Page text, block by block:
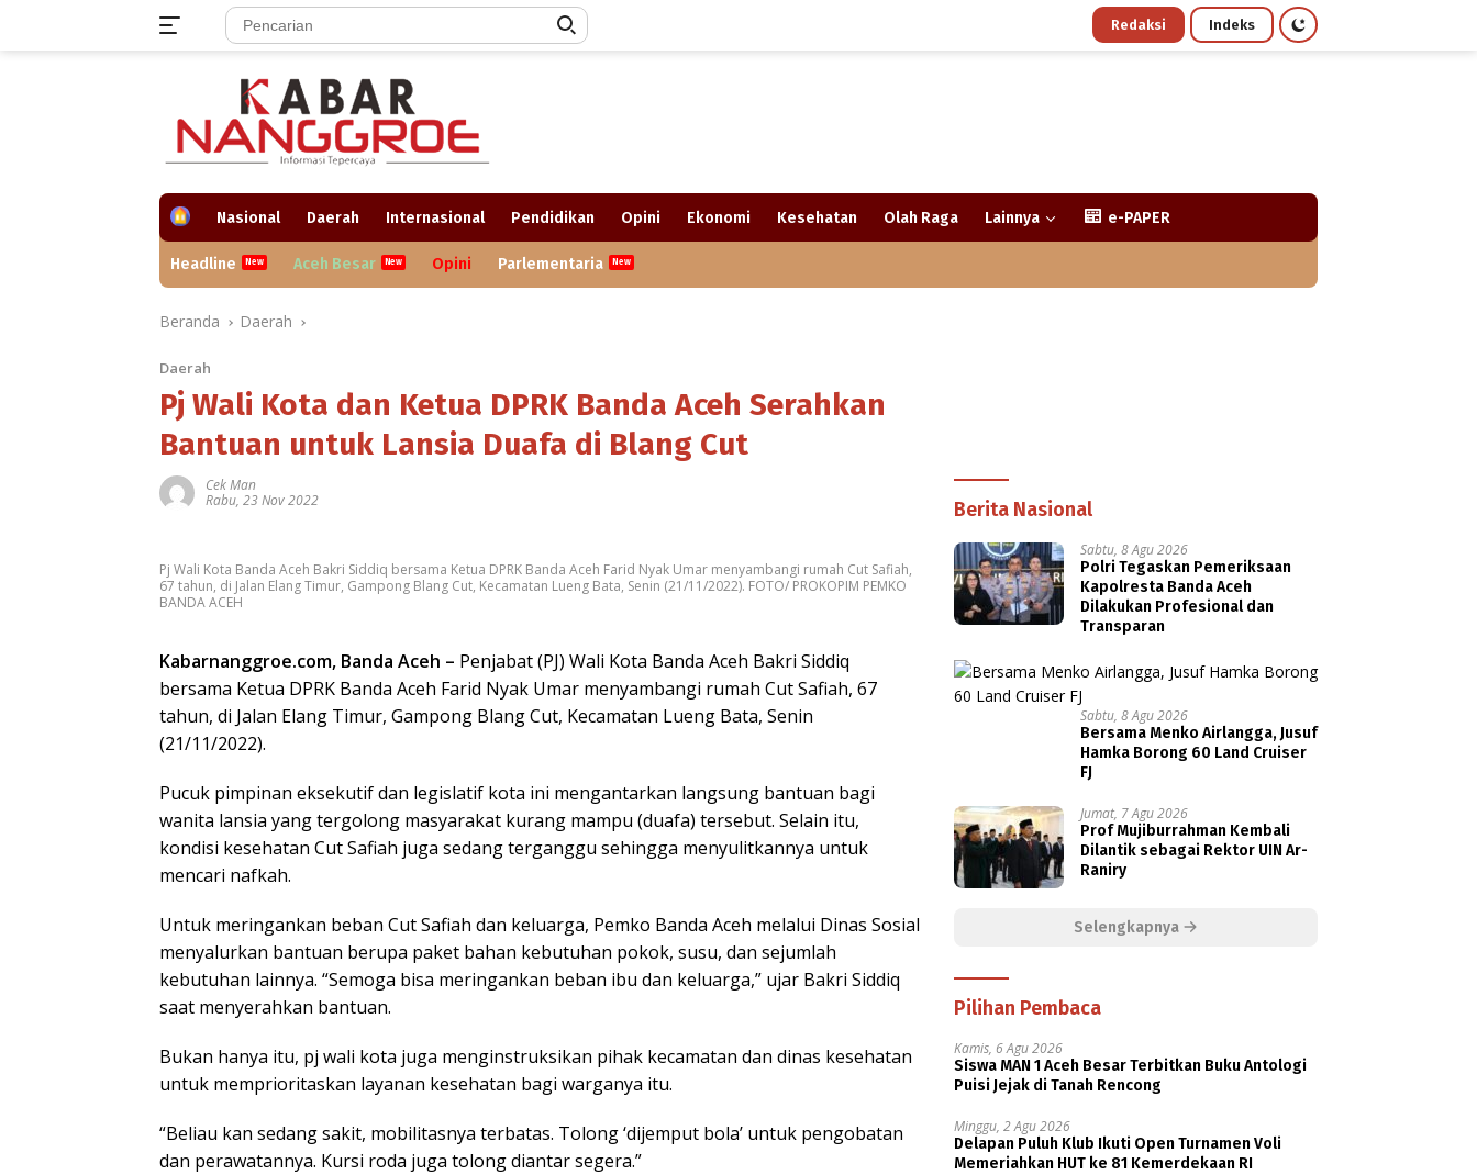
Redaksi Indeks
H
e
Nasional Daerah Internasional Pendidikan Opini Ekonomi Kesehatan Olah Raga Lainnya e-PAPER
Headline Aceh Besar Opini Parlementaria
Beranda Daerah
Daerah
Pj Wali Kota dan Ketua DPRK Banda Aceh Serahkan
Bantuan untuk Lansia Duafa di Blang Cut
Cek Man
Rabu, 23 Nov 2022
Pj Wali Kota Banda Aceh Bakri Siddiq bersama Ketua DPRK Banda Aceh Farid Nyak Umar menyambangi rumah Cut Safiah,
67 tahun, di Jalan Elang Timur, Gampong Blang Cut, Kecamatan Lueng Bata, Senin (21/11/2022). FOTO/ PROKOPIM PEMKO
BANDA ACEH
Kabarnanggroe.com, Banda Aceh – Penjabat (PJ) Wali Kota Banda Aceh Bakri Siddiq
bersama Ketua DPRK Banda Aceh Farid Nyak Umar menyambangi rumah Cut Safiah, 67
tahun, di Jalan Elang Timur, Gampong Blang Cut, Kecamatan Lueng Bata, Senin
(21/11/2022).
Pucuk pimpinan eksekutif dan legislatif kota ini mengantarkan langsung bantuan bagi
wanita lansia yang tergolong masyarakat kurang mampu (duafa) tersebut. Selain itu,
kondisi kesehatan Cut Safiah juga sedang terganggu sehingga menyulitkannya untuk
mencari nafkah.
Untuk meringankan beban Cut Safiah dan keluarga, Pemko Banda Aceh melalui Dinas Sosial
menyalurkan bantuan berupa paket bahan kebutuhan pokok, susu, dan sejumlah
kebutuhan lainnya. “Semoga bisa meringankan beban ibu dan keluarga,” ujar Bakri Siddiq
saat menyerahkan bantuan.
Bukan hanya itu, pj wali kota juga menginstruksikan pihak kecamatan dan dinas kesehatan
untuk memprioritaskan layanan kesehatan bagi warganya itu.
“Beliau kan sedang sakit, mobilitasnya terbatas. Tolong ‘dijemput bola’ untuk pengobatan
dan perawatannya. Kursi roda juga tolong diantar segera.”
Berita Nasional
Sabtu, 8 Agu 2026
Polri Tegaskan Pemeriksaan
Kapolresta Banda Aceh
Dilakukan Profesional dan
Transparan
Sabtu, 8 Agu 2026
Bersama Menko Airlangga, Jusuf
Hamka Borong 60 Land Cruiser
FJ
Jumat, 7 Agu 2026
Prof Mujiburrahman Kembali
Dilantik sebagai Rektor UIN Ar-
Raniry
Selengkapnya
Pilihan Pembaca
Kamis, 6 Agu 2026
Siswa MAN 1 Aceh Besar Terbitkan Buku Antologi
Puisi Jejak di Tanah Rencong
Minggu, 2 Agu 2026
Delapan Puluh Klub Ikuti Open Turnamen Voli
Memeriahkan HUT ke 81 Kemerdekaan RI